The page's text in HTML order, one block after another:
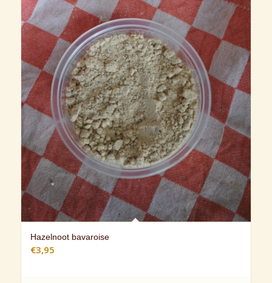
Hazelnoot bavaroise
€3,95